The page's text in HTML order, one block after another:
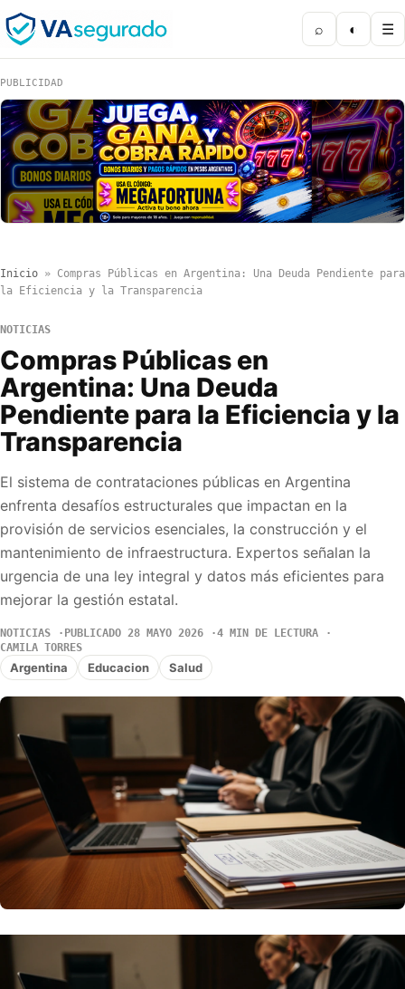
⌕ ◐ ☰
PUBLICIDAD
Inicio » Compras Públicas en Argentina: Una Deuda Pendiente para
la Eficiencia y la Transparencia
NOTICIAS
Compras Públicas en
Argentina: Una Deuda
Pendiente para la Eficiencia y la
Transparencia
El sistema de contrataciones públicas en Argentina
enfrenta desafíos estructurales que impactan en la
provisión de servicios esenciales, la construcción y el
mantenimiento de infraestructura. Expertos señalan la
urgencia de una ley integral y datos más eficientes para
mejorar la gestión estatal.
NOTICIAS PUBLICADO 28 MAYO 2026
4 MIN DE LECTURA
CAMILA TORRES
Argentina Educacion Salud